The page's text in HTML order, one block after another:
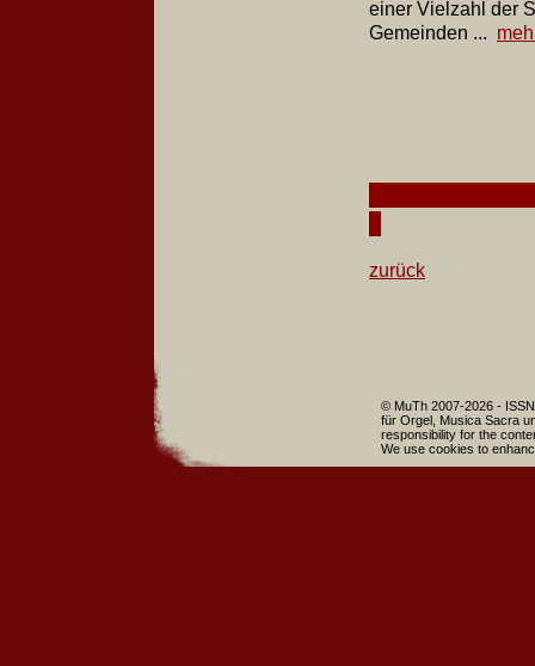
einer Vielzahl der
Gemeinden ...
zurück
© MuTh 2007-2026 -
für Orgel, Musica Sacra
responsibility for the
We use cookies to